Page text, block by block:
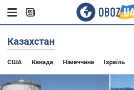
Казахстан
США Канада Німеччина Ізраїль